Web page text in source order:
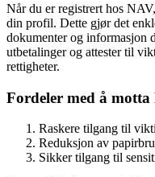
Når du er registrert hos
din profil. Dette gjør det
dokumenter og informasjon
utbetalinger og attester til
rettigheter.
Fordeler med å
Raskere tilgang til
Reduksjon av
Sikker tilgang til